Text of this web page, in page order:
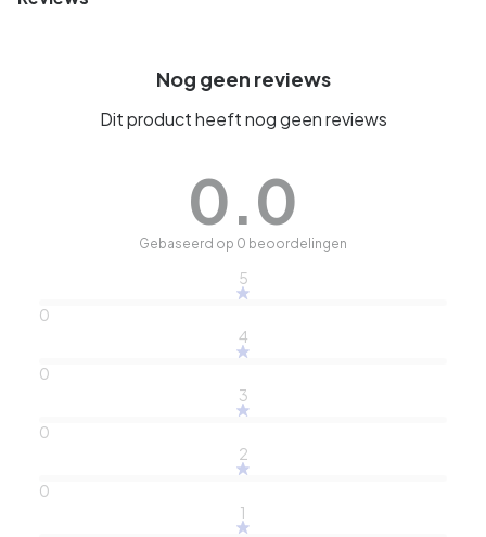
Nog geen reviews
Dit product heeft nog geen reviews
0.0
Gebaseerd op 0 beoordelingen
5
0
4
0
3
0
2
0
1